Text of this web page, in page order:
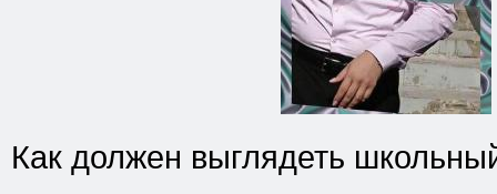
Как должен выглядеть